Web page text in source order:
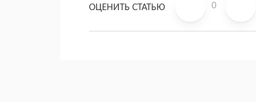
ОЦЕНИТЬ СТАТЬЮ 0